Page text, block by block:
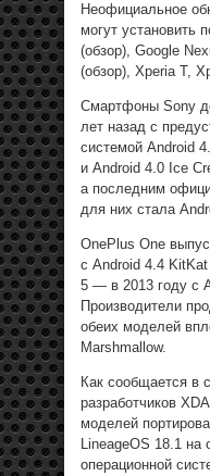
Неофициальное
могут установить
(обзор), Google
(обзор), Xperia T,
Смартфоны Sony
лет назад с
системой Android
и Android 4.0 Ice
а последним
для них стала
OnePlus One
с Android 4.4
5 — в 2013 году с
Производители
обеих моделей
Marshmallow.
Как сообщается в
разработчиков
моделей
LineageOS 18.1 на
операционной